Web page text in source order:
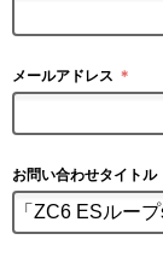
メールアドレス ＊
お問い合わせタイトル